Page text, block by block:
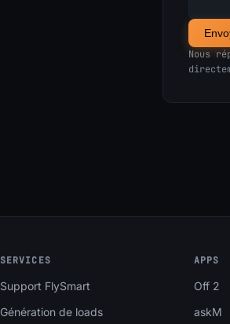
Nous
SERVICES
Support FlySmart
Génération de loads
APPS
Off 2
askM